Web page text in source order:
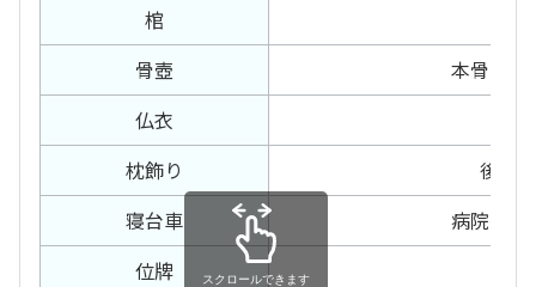
棺
骨壺
本骨・
仏衣
枕飾り
後飾
寝台車
病院～預
位牌
スクロールできます